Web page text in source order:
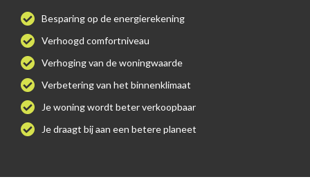
Besparing op de energierekening
Verhoogd comfortniveau
Verhoging van de woningwaarde
Verbetering van het binnenklimaat
Je woning wordt beter verkoopbaar
Je draagt bij aan een betere planeet